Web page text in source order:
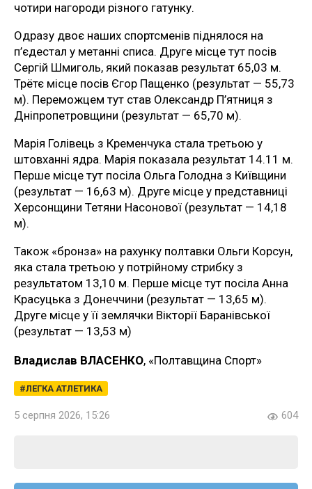
чотири нагороди різного гатунку.
Одразу двоє наших спортсменів піднялося на
п’єдестал у метанні списа. Друге місце тут посів
Сергій Шмиголь, який показав результат 65,03 м.
Трётє місце посів Єгор Пащенко (результат — 55,73
м). Переможцем тут став Олександр П’ятниця з
Дніпропетровщини (результат — 65,70 м).
Марія Голівець з Кременчука стала третьою у
штовханні ядра. Марія показала результат 14.11 м.
Перше місце тут посіла Ольга Голодна з Київщини
(результат — 16,63 м). Друге місце у представниці
Херсонщини Тетяни Насонової (результат — 14,18
м).
Також «бронза» на рахунку полтавки Ольги Корсун,
яка стала третьою у потрійному стрибку з
результатом 13,10 м. Перше місце тут посіла Анна
Красуцька з Донеччини (результат — 13,65 м).
Друге місце у її землячки Вікторії Баранівської
(результат — 13,53 м)
Владислав ВЛАСЕНКО, «Полтавщина Спорт»
ЛЕГКА АТЛЕТИКА
5 серпня 2026, 15:26 604